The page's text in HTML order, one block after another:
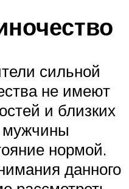
сильной
не имеют
и близких
мужчины
нормой.
данного